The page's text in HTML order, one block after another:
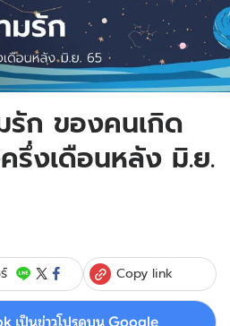
รัก ของคนเกิด
รึ่งเดือนหลัง มิ.ย.
Copy link
เป็นข่าวโปรดบน Google